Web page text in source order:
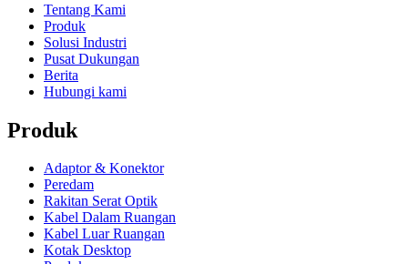
Tentang Kami
Produk
Solusi Industri
Pusat Dukungan
Berita
Hubungi kami
Produk
Adaptor & Konektor
Peredam
Rakitan Serat Optik
Kabel Dalam Ruangan
Kabel Luar Ruangan
Kotak Desktop